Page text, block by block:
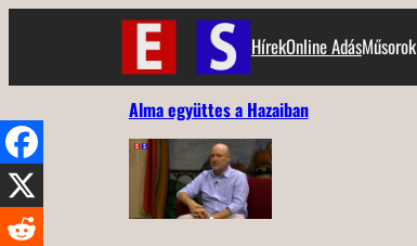
HírekOnline AdásMűsorok
Alma együttes a Hazaiban